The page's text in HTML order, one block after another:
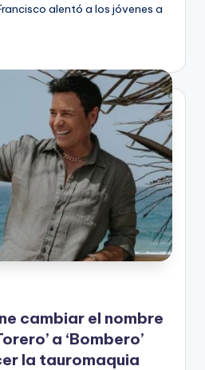
alentó a los jóvenes a
cambiar el nombre
a ‘Bombero’
la tauromaquia